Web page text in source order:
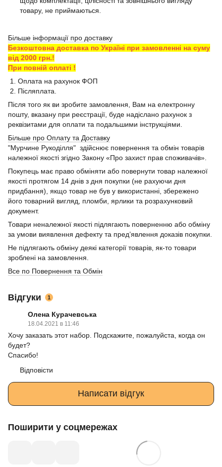
товару, не приймаються.
Більше інформації про доставку
Безкоштовна доставка по Україні при замовленні на суму
від 2000 грн.!
При повній оплаті !
1. Оплата на рахунок ФОП
2. Післяплата.
Після того як ви зробите замовлення, Вам на електронну
пошту, вказану при реєстрації, буде надіслано рахунок з
реквізитами для оплати та подальшими інструкціями.
Більше про Оплату та Доставку
"Мурчине Рукоділля" здійснює повернення та обмін товарів
належної якості згідно Закону «Про захист прав споживачів».
Покупець має право обміняти або повернути товар належної
якості протягом 14 днів з дня покупки (не рахуючи дня
придбання), якщо товар не був у використанні, збережено
його товарний вигляд, пломби, ярлики та розрахунковий
документ.
Товари неналежної якості підлягають поверненню або обміну
за умови виявлення дефекту та пред’явлення доказів покупки.
Не підлягають обміну деякі категорії товарів, як-то товари
зроблені на замовлення.
Все по Повернення та Обмін
Відгуки 1
Олена Курачевська
18.04.2021 в 11:46
Хочу заказать этот набор. Подскажите, пожалуйста, когда он
будет?
Спасибо!
Відповісти
Написати відгук
Поширити у соцмережах